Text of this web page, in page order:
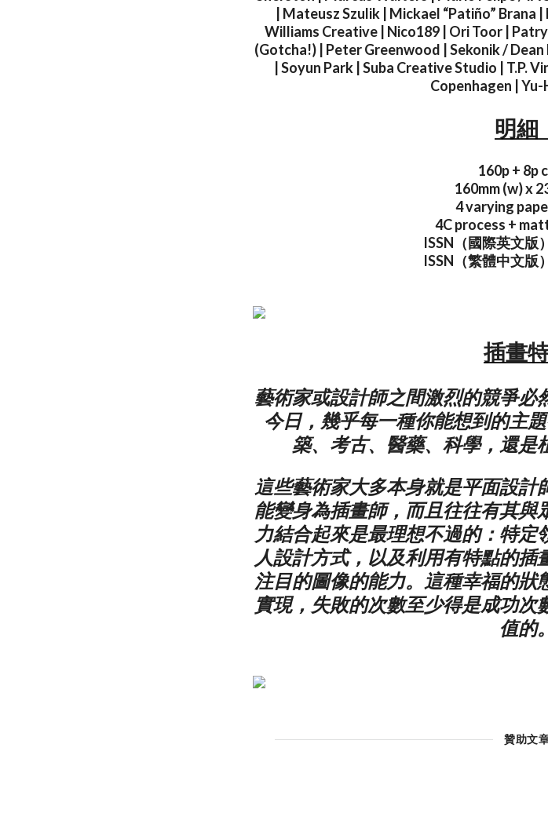
| Mateusz Szulik | Mickael “Patiño”
Williams Creative | Nico189 | Ori Toor |
(Gotcha!) | Peter Greenwood | Sekonik /
| Soyun Park | Suba Creative Studio | T.P.
Copenhagen |
明細
160p + 8p
160mm (w) x
4 varying
4C process +
ISSN（國際英文版
ISSN（繁體中文版
插畫
藝術家或設計師之間激烈的競爭必
今日，幾乎每一種你能想到的主
築、考古、醫藥、科學，還是
這些藝術家大多本身就是平面設
能變身為插畫師，而且往往有其
力結合起來是最理想不過的：特
人設計方式，以及利用有特點的插
注目的圖像的能力。這種幸福的
實現，失敗的次數至少得是成功
值的。
贊助文